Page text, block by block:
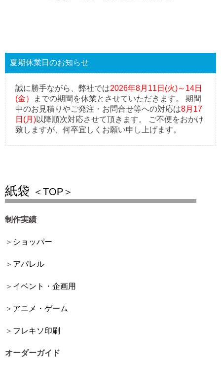
夏期休業日のお知らせ
誠に勝手ながら、弊社では2026年8月11日(火)～14日
(金）
までの期間を休業とさせていただきます。 期間
中のお見積りやご発注・お問合せ等への対応は8月17
日(月)以降順次対応させて頂きます。 ご不便をおかけ
致しますが、何卒宜しくお願い申し上げます。
紙袋 ＜TOP＞
制作実績
ショッパー
アパレル
イベント・企画用
アニメ・ゲーム
フレキソ印刷
オーダーガイド